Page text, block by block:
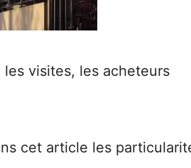
visites, les acheteurs
cet article les